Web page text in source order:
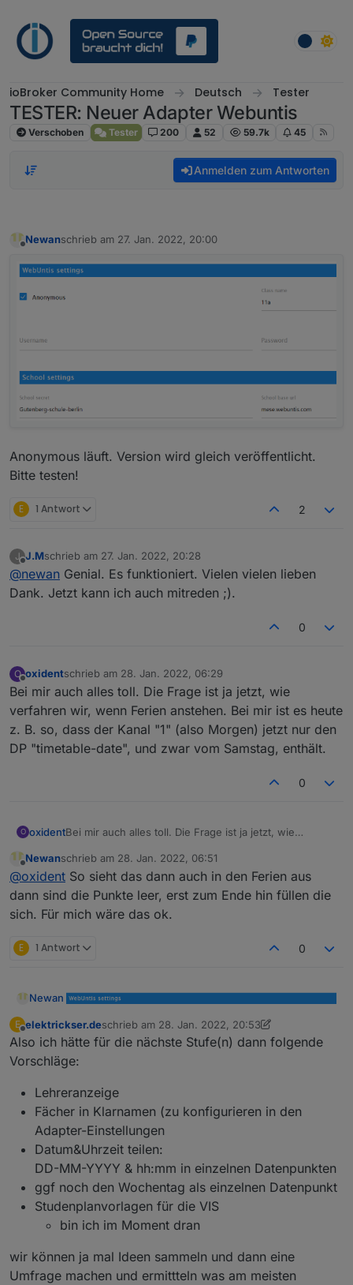
ioBroker Community Home Deutsch Tester
TESTER: Neuer Adapter Webuntis
Verschoben Tester 200 52 59.7k 45
Anmelden zum Antworten
Newanschrieb am 27. Jan. 2022, 20:00
zuletzt editiert von
Anonymous läuft. Version wird gleich veröffentlicht.
Bitte testen!
E 1 Antwort 2
J
Offline
J.Mschrieb am 27. Jan. 2022, 20:28
zuletzt editiert von
@newan Genial. Es funktioniert. Vielen vielen lieben
Dank. Jetzt kann ich auch mitreden ;).
0
O
Offline
oxidentschrieb am 28. Jan. 2022, 06:29
zuletzt editiert von
Bei mir auch alles toll. Die Frage ist ja jetzt, wie
verfahren wir, wenn Ferien anstehen. Bei mir ist es heute
z. B. so, dass der Kanal "1" (also Morgen) jetzt nur den
DP "timetable-date", und zwar vom Samstag, enthält.
0
O oxidentBei mir auch alles toll. Die Frage ist ja jetzt, wie
heute z. B. so, dass der Kanal "1" (also Morgen) jetzt
nur den DP "timetable-date", und zwar vom Samstag,
enthält.
Offline
Newanschrieb am 28. Jan. 2022, 06:51
zuletzt editiert von
@oxident So sieht das dann auch in den Ferien aus
dann sind die Punkte leer, erst zum Ende hin füllen die
sich. Für mich wäre das ok.
E 1 Antwort 0
Newan
Anonymous läuft. Version wird gleich veröffentlicht.
Bitte testen!
E
Offline
elektrickser.deschrieb am 28. Jan. 2022, 20:53
zuletzt editiert von elektrickser.de
Also ich hätte für die nächste Stufe(n) dann folgende
Vorschläge:
Lehreranzeige
Fächer in Klarnamen (zu konfigurieren in den
Adapter-Einstellungen
Datum&Uhrzeit teilen:
DD-MM-YYYY & hh:mm in einzelnen Datenpunkten
ggf noch den Wochentag als einzelnen Datenpunkt
Studenplanvorlagen für die VIS
bin ich im Moment dran
wir können ja mal Ideen sammeln und dann eine
Umfrage machen und ermittteln was am meisten